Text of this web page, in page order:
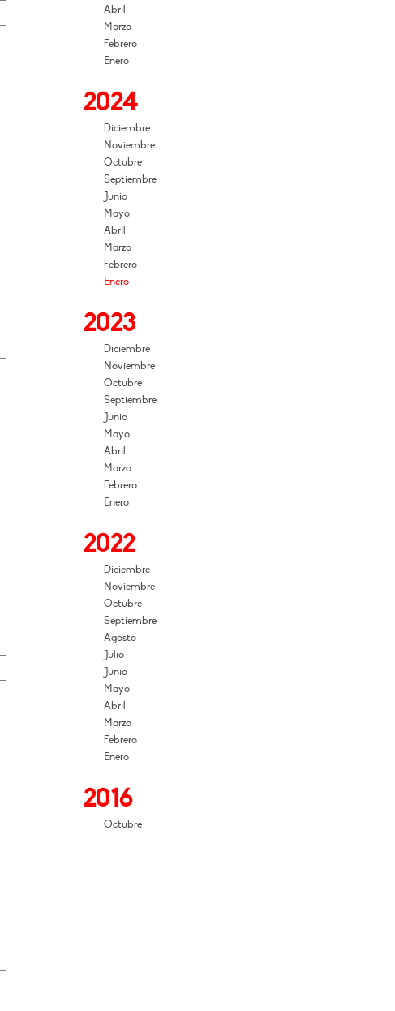
Abril
Marzo
Febrero
Enero
2024
Diciembre
Noviembre
Octubre
Septiembre
Junio
Mayo
Abril
Marzo
Febrero
Enero
2023
Diciembre
Noviembre
Octubre
Septiembre
Junio
Mayo
Abril
Marzo
Febrero
Enero
2022
Diciembre
Noviembre
Octubre
Septiembre
Agosto
Julio
Junio
Mayo
Abril
Marzo
Febrero
Enero
2016
Octubre